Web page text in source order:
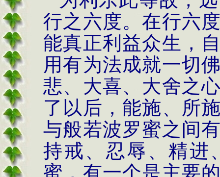
行之六度。在行六
能真正利益众生，
用有为法成就一切
悲、大喜、大舍之
了以后，能施、所
与般若波罗蜜之间
持戒、忍辱、精进
蜜，有一个是主要